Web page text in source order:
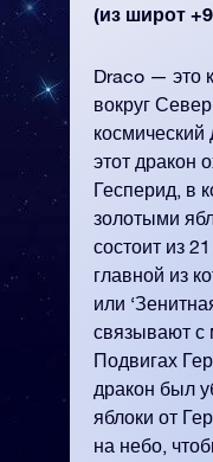
(из широт
Draco — это
вокруг
этот дракон
Гесперид, в
золотыми
состоит из
главной из
или
связывают
Подвигах
дракон был
яблоки от
на небо,